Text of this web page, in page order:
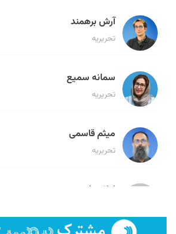
آرش برهمند
تحریریه
سمانه سمیع
تحریریه
میثم قاسمی
تحریریه
لیلا حنارود